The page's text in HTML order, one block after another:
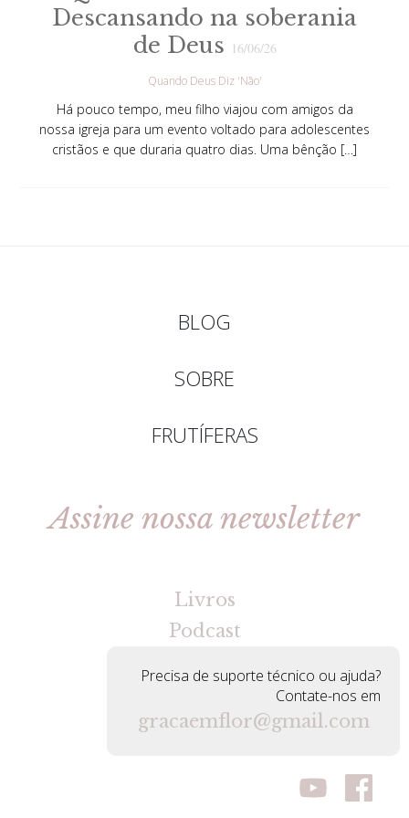
Descansando na soberania
de Deus 16/06/26
Quando Deus Diz 'Não'
Há pouco tempo, meu filho viajou com amigos da
nossa igreja para um evento voltado para adolescentes
cristãos e que duraria quatro dias. Uma bênção […]
BLOG
SOBRE
FRUTÍFERAS
Assine nossa newsletter
Livros
Podcast
Precisa de suporte técnico ou ajuda?
Contate-nos em
gracaemflor@gmail.com